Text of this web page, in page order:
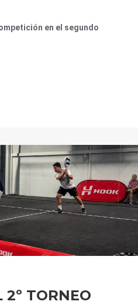
en el segundo
2º TORNEO